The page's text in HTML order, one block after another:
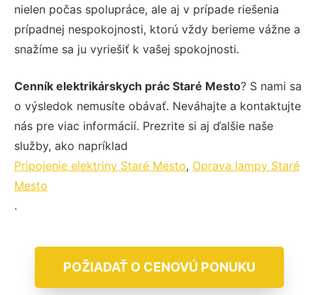
nielen počas spolupráce, ale aj v prípade riešenia
prípadnej nespokojnosti, ktorú vždy berieme vážne a
snažíme sa ju vyriešiť k vašej spokojnosti.
Cenník elektrikárskych prác Staré Mesto? S nami sa
o výsledok nemusíte obávať. Neváhajte a kontaktujte
nás pre viac informácií. Prezrite si aj ďalšie naše
služby, ako napríklad
Pripojenie elektriny Staré Mesto, Oprava lampy Staré
Mesto
.
POŽIADAŤ O CENOVÚ PONUKU